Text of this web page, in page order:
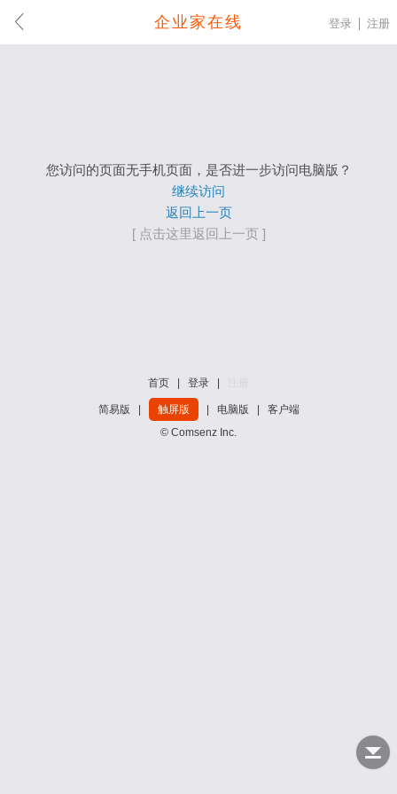
企业家在线 登录 注册
您访问的页面无手机页面，是否进一步访问电脑版？
继续访问
返回上一页
[ 点击这里返回上一页 ]
首页 登录
简易版 触屏版 电脑版
客户端
© Comsenz Inc.